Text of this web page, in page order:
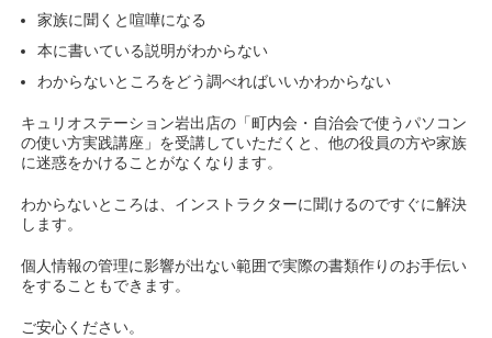
家族に聞くと喧嘩になる
本に書いている説明がわからない
わからないところをどう調べればいいかわからない
キュリオステーション岩出店の「町内会・自治会で使うパソコン
の使い方実践講座」を受講していただくと、他の役員の方や家族
に迷惑をかけることがなくなります。
わからないところは、インストラクターに聞けるのですぐに解決
します。
個人情報の管理に影響が出ない範囲で実際の書類作りのお手伝い
をすることもできます。
ご安心ください。